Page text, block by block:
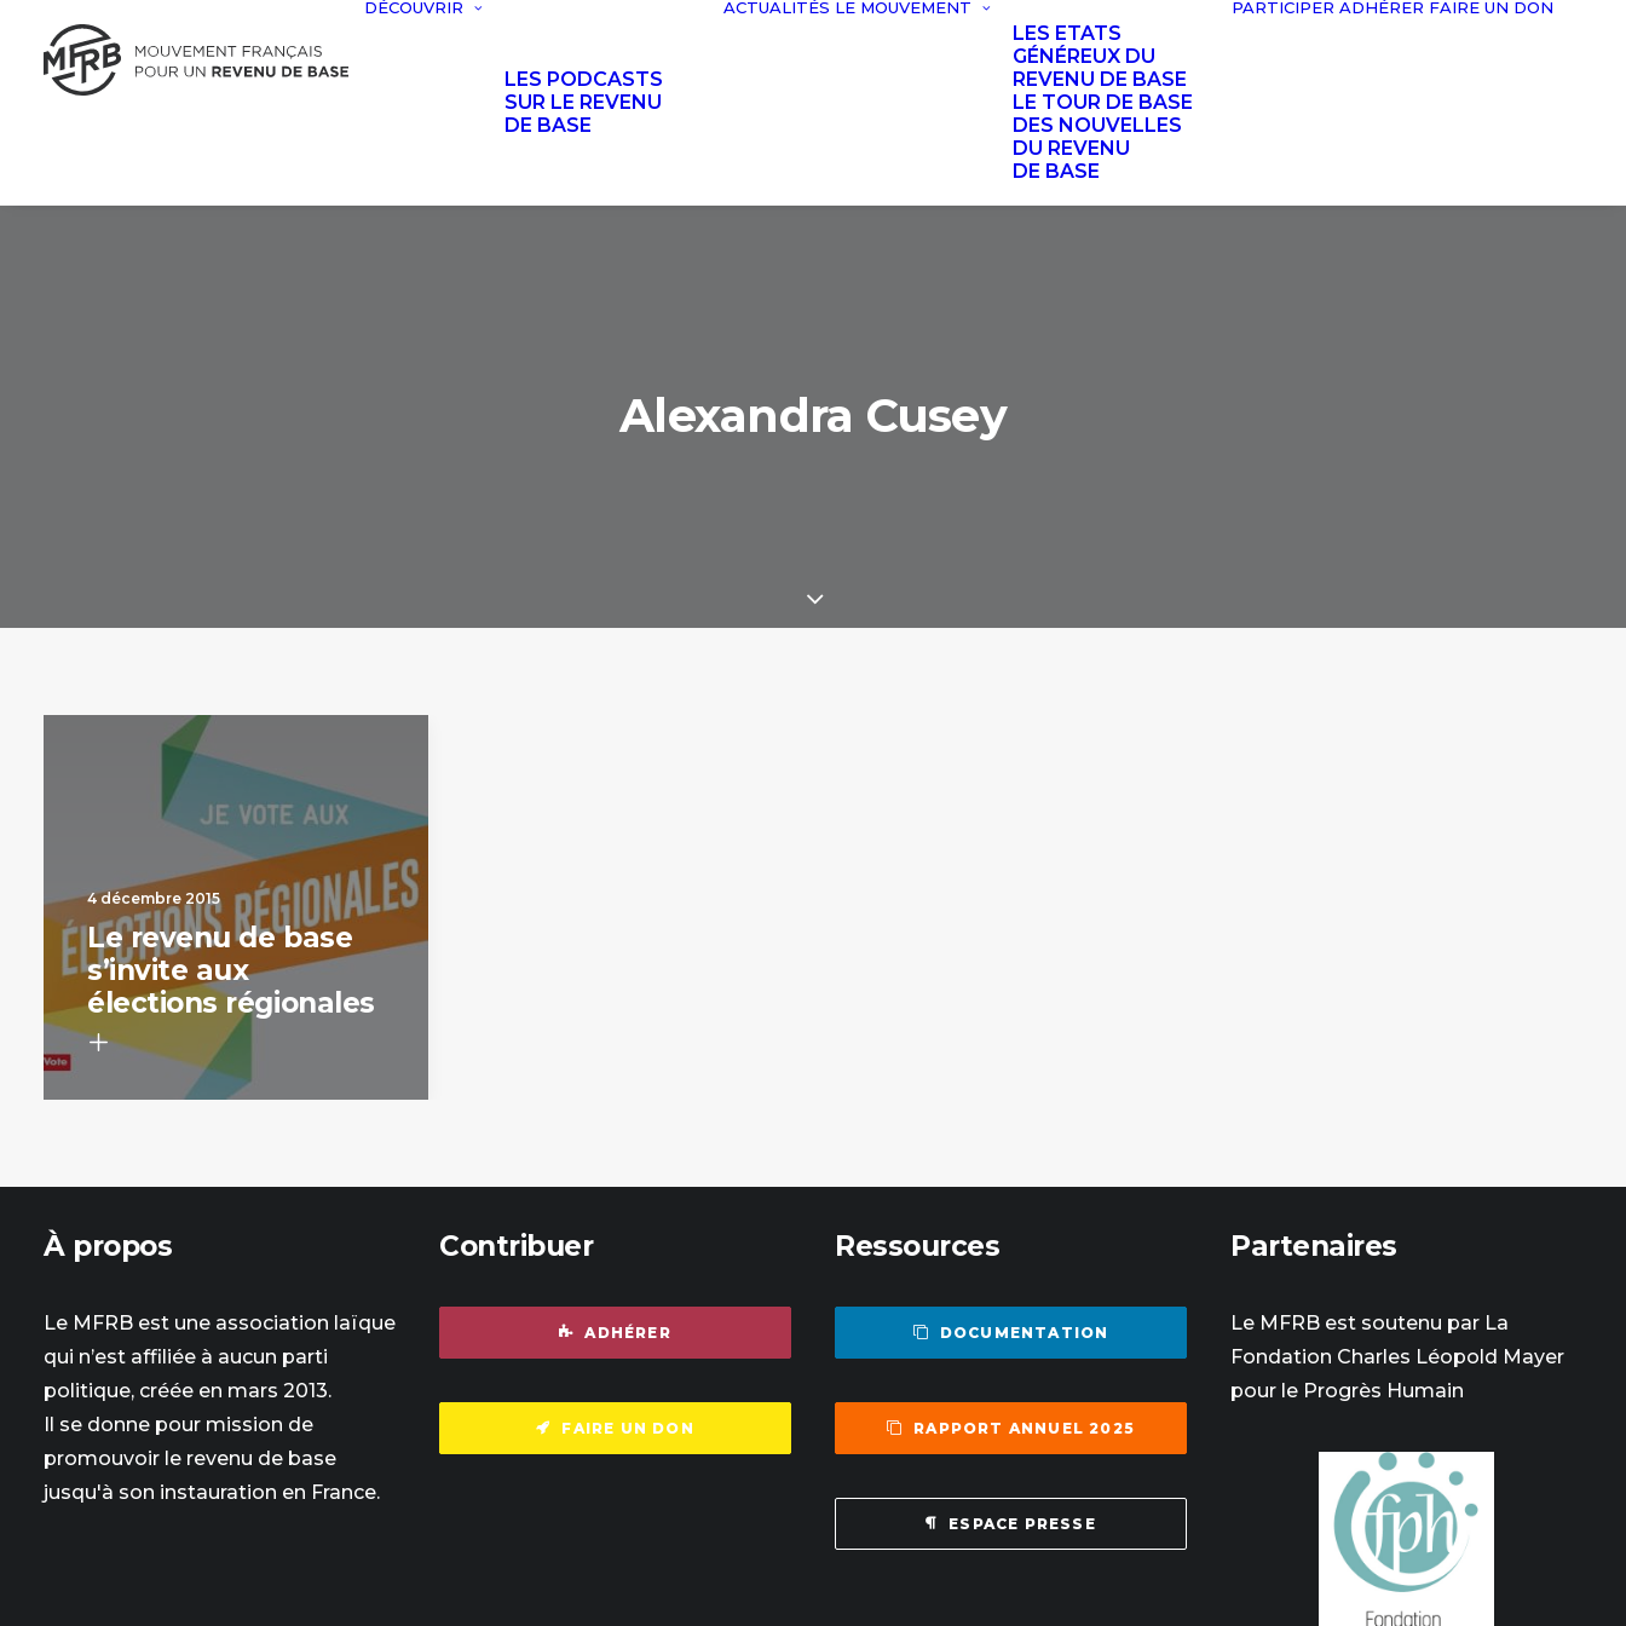
DÉCOUVRIR
LES PODCASTS
SUR LE REVENU
DE BASE
ACTUALITÉS LE MOUVEMENT
LES ETATS
GÉNÉREUX DU
REVENU DE BASE
LE TOUR DE BASE
DES NOUVELLES
DU REVENU
DE BASE
PARTICIPER ADHÉRER FAIRE UN DON
Alexandra Cusey
4 décembre 2015
Le revenu de base
s’invite aux
élections régionales
À propos
Le MFRB est une association laïque
qui n’est affiliée à aucun parti
politique, créée en mars 2013.
Il se donne pour mission de
promouvoir le revenu de base
jusqu'à son instauration en France.
Contribuer
ADHÉRER
FAIRE UN DON
Ressources
DOCUMENTATION
RAPPORT ANNUEL 2025
ESPACE PRESSE
Partenaires
Le MFRB est soutenu par La
Fondation Charles Léopold Mayer
pour le Progrès Humain